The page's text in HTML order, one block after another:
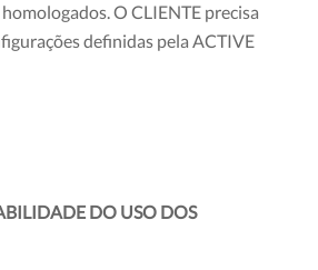
O CLIENTE precisa
definidas pela ACTIVE
DO USO DOS